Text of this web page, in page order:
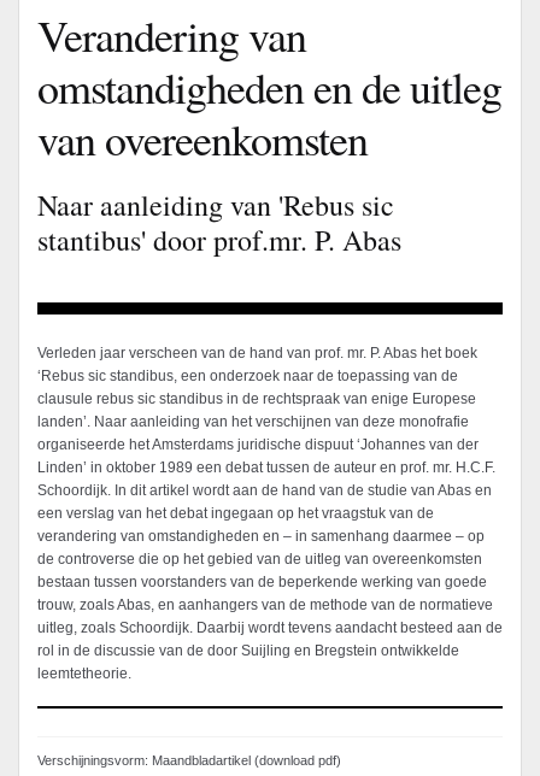
Verandering van
omstandigheden en de uitleg
van overeenkomsten
Naar aanleiding van 'Rebus sic
stantibus' door prof.mr. P. Abas
Verleden jaar verscheen van de hand van prof. mr. P. Abas het boek
‘Rebus sic standibus, een onderzoek naar de toepassing van de
clausule rebus sic standibus in de rechtspraak van enige Europese
landen’. Naar aanleiding van het verschijnen van deze monofrafie
organiseerde het Amsterdams juridische dispuut ‘Johannes van der
Linden’ in oktober 1989 een debat tussen de auteur en prof. mr. H.C.F.
Schoordijk. In dit artikel wordt aan de hand van de studie van Abas en
een verslag van het debat ingegaan op het vraagstuk van de
verandering van omstandigheden en – in samenhang daarmee – op
de controverse die op het gebied van de uitleg van overeenkomsten
bestaan tussen voorstanders van de beperkende werking van goede
trouw, zoals Abas, en aanhangers van de methode van de normatieve
uitleg, zoals Schoordijk. Daarbij wordt tevens aandacht besteed aan de
rol in de discussie van de door Suijling en Bregstein ontwikkelde
leemtetheorie.
Verschijningsvorm: Maandbladartikel (download pdf)